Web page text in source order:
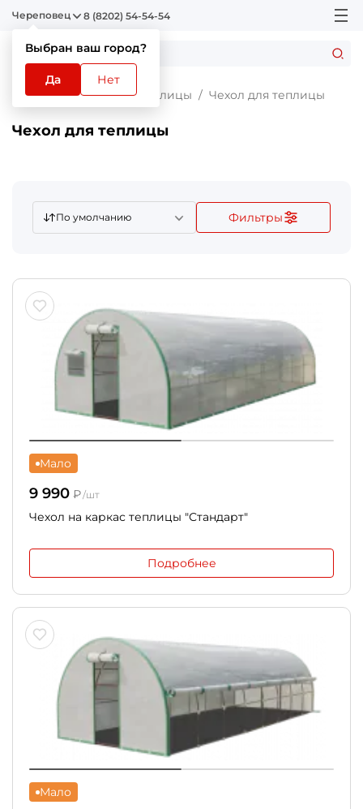
Череповец
Выбран ваш город?
Да Нет
8 (8202) 54-54-54
Главная Каталог Теплицы Чехол для теплицы
Чехол для теплицы
По умолчанию Фильтры
Мало
9 990 ₽/шт
Чехол на каркас теплицы "Стандарт"
Подробнее
Мало